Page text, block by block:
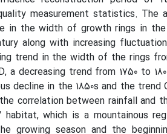
measurement statistics. The
in the width of growth rings in
along with increasing
trend in the width of the rings
a decreasing trend from 1750 to
decline in the 1850s and the trend
correlation between rainfall and
which is a mountainous
growing season and the